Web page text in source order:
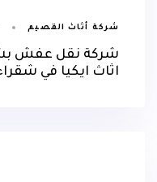
شركة أثاث القصيم
شركة نقل عفش
اثاث ايكيا في